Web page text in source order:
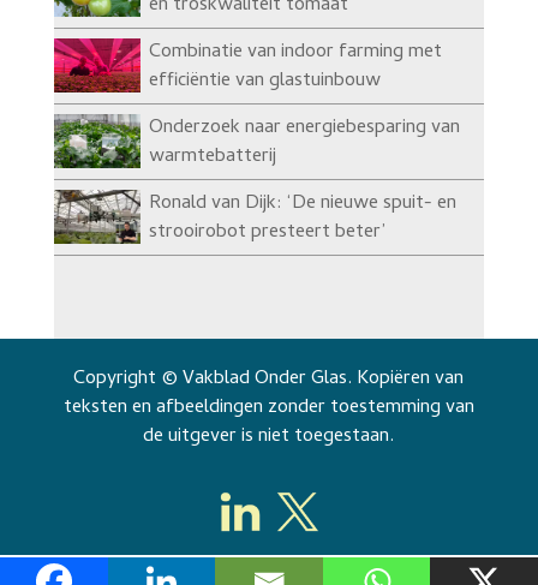
Combinatie van indoor farming met
efficiëntie van glastuinbouw
Onderzoek naar energiebesparing van
warmtebatterij
Ronald van Dijk: ‘De nieuwe spuit- en
strooirobot presteert beter’
Copyright © Vakblad Onder Glas. Kopiëren van
teksten en afbeeldingen zonder toestemming van
de uitgever is niet toegestaan.